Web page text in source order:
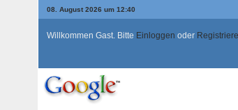
08. August 2026 um 12:40
Willkommen Gast. Bitte Einloggen oder